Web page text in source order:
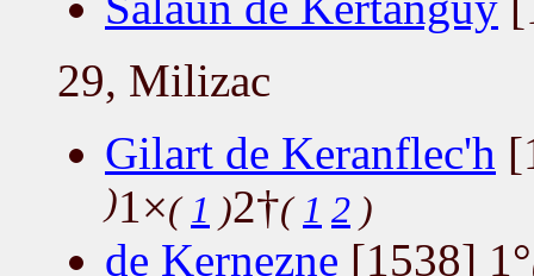
29, Milizac
Gilart de Keranflec'h
)1×( 1 )2†( 1 2 )
de Kernezne [1538] 1°